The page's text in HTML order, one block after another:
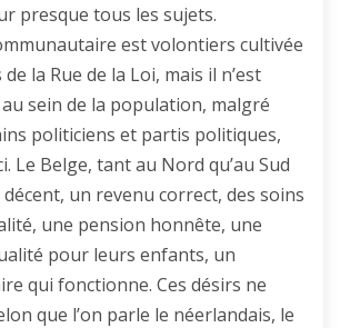
presque tous les sujets.
est volontiers cultivée
la Rue de la Loi, mais il n’est
sein de la population, malgré
politiciens et partis politiques,
Le Belge, tant au Nord qu’au Sud
un revenu correct, des soins
une pension honnête, une
pour leurs enfants, un
qui fonctionne. Ces désirs ne
que l’on parle le néerlandais, le